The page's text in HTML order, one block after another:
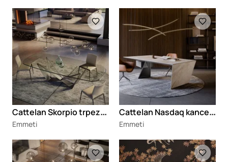
Loading
C
attelan Skorpio trpezarijski sto
Emmeti
C
attelan Nasdaq kancelarijski sto
Emmeti
Loading Loading